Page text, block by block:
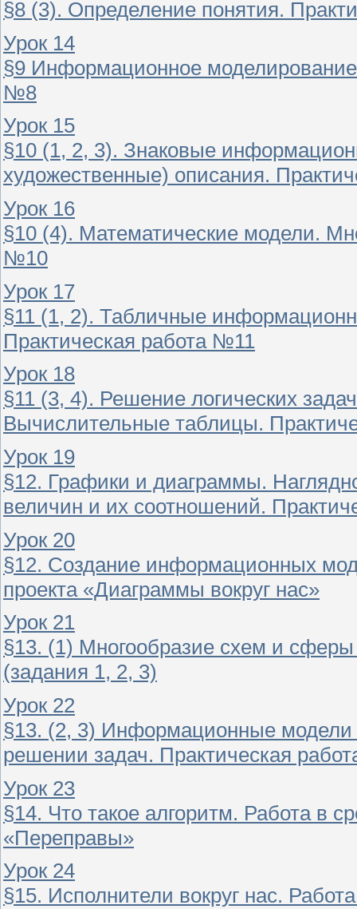
§8 (3). Определение понятия.
Урок 14
§9 Информационное моделирование
№8
Урок 15
§10 (1, 2, 3). Знаковые
художественные) описания.
Урок 16
§10 (4). Математические модели.
№10
Урок 17
§11 (1, 2). Табличные
Практическая работа №11
Урок 18
§11 (3, 4). Решение логических
Вычислительные таблицы.
Урок 19
§12. Графики и диаграммы.
величин и их соотношений.
Урок 20
§12. Создание информационных
проекта «Диаграммы вокруг нас»
Урок 21
§13. (1) Многообразие схем и
(задания 1, 2, 3)
Урок 22
§13. (2, 3) Информационные модели
решении задач. Практическая
Урок 23
§14. Что такое алгоритм. Работа в
«Переправы»
Урок 24
§15. Исполнители вокруг нас.